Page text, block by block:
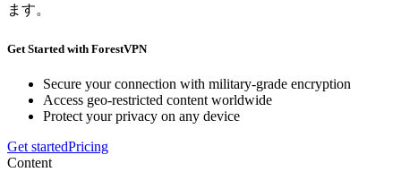
ます。
Get Started with ForestVPN
Secure your connection with military-grade encryption
Access geo-restricted content worldwide
Protect your privacy on any device
Get startedPricing
Content